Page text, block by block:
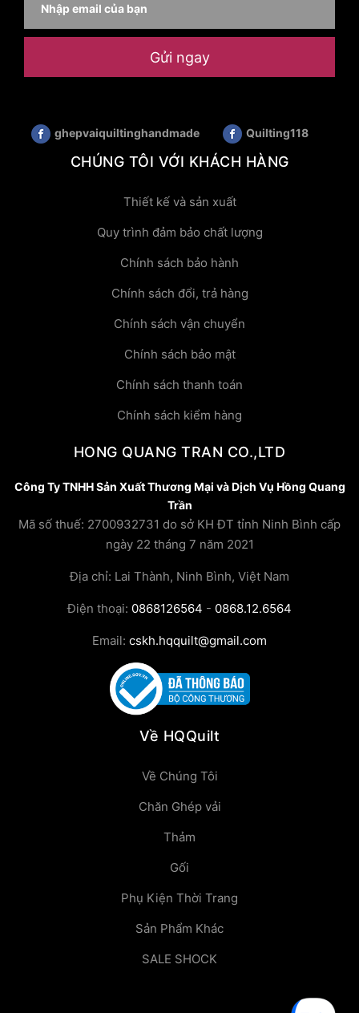
Gửi ngay
ghepvaiquiltinghandmade Quilting118
CHÚNG TÔI VỚI KHÁCH HÀNG
Thiết kế và sản xuất
Quy trình đảm bảo chất lượng
Chính sách bảo hành
Chính sách đổi, trả hàng
Chính sách vận chuyển
Chính sách bảo mật
Chính sách thanh toán
Chính sách kiểm hàng
HONG QUANG TRAN CO.,LTD
Công Ty TNHH Sản Xuất Thương Mại và Dịch Vụ Hồng Quang
Trần
Mã số thuế: 2700932731 do sở KH ĐT tỉnh Ninh Bình cấp
ngày 22 tháng 7 năm 2021
Địa chỉ: Lai Thành, Ninh Bình, Việt Nam
Điện thoại: 0868126564 - 0868.12.6564
Email: cskh.hqquilt@gmail.com
Về HQQuilt
Về Chúng Tôi
Chăn Ghép vải
Thảm
Gối
Phụ Kiện Thời Trang
Sản Phẩm Khác
SALE SHOCK